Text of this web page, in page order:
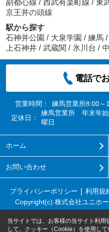
副都心線 / 西武有楽町線 / 東
京王井の頭線
駅から探す
石神井公園 / 大泉学園 / 練馬 /
上石神井 / 武蔵関 / 氷川台 /
電話で
営業時間：
練馬営業所8:00
定休日：
練馬営業所 年末
曜日
ホーム
お問い合わせ
プライバシーポリシー 利用規
Copyright(c) 株式会社ユニホ
当サイトでは、お客様の当サイト利用
して、クッキー（Cookie）を使用して